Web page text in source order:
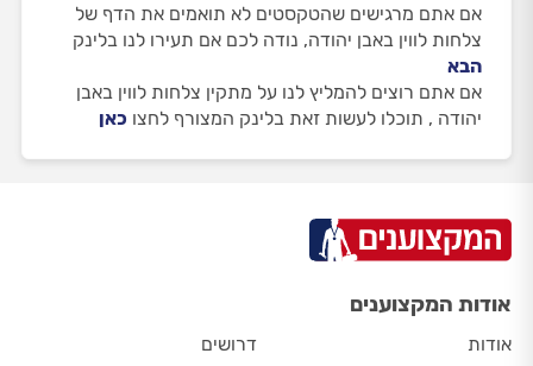
אם אתם מרגישים שהטקסטים לא תואמים את הדף של
צלחות לווין באבן יהודה, נודה לכם אם תעירו לנו בלינק
הבא
אם אתם רוצים להמליץ לנו על מתקין צלחות לווין באבן
יהודה , תוכלו לעשות זאת בלינק המצורף לחצו כאן
אודות המקצוענים
אודות
דרושים